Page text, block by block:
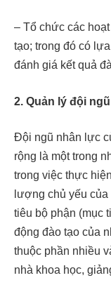
– Tổ chức các
tạo; trong đó có
đánh giá kết quả
2. Quản lý đội
Đội ngũ nhân lực
rộng là một trong
trong việc thực
lượng chủ yếu
tiêu bộ phận (mục
động đào tạo của
thuộc phần nhiều
nhà khoa học,